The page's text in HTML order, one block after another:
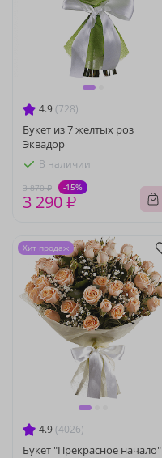
4.9 (728)
Букет из 7 желтых роз
Эквадор
В наличии
3 870 ₽ -15%
3 290 ₽
4.9 (4026)
Букет "Прекрасное начало"
Хит продаж